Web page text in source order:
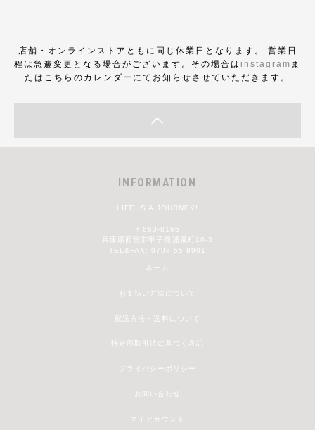
店舗・オンラインストアともに同じ休業日となります。 営業日
程は急遽変更となる場合がございます。その場合は instagram ま
たはこちらのカレンダーにてお知らせさせていただきます。
INFORMATION
LIFE IS A JOURNEY!
〒663-8165
兵庫県西宮市甲子園浦風町10-3
TEL&FAX: 0798-55-8901
ホーム
お支払い方法について
配送方法・送料について
特定商取引法に基づく表記
プライバシーポリシー
お問い合わせ
マイアカウント